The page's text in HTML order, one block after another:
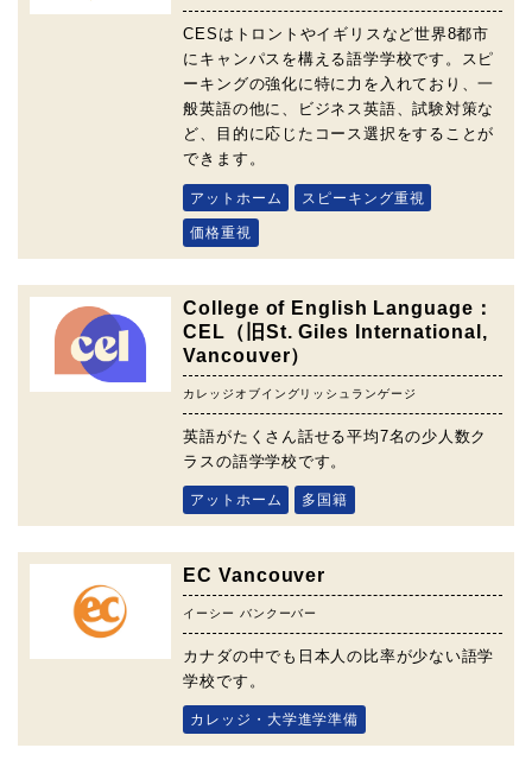
CESはトロントやイギリスなど世界8都市
にキャンパスを構える語学学校です。スピ
ーキングの強化に特に力を入れており、一
般英語の他に、ビジネス英語、試験対策な
ど、目的に応じたコース選択をすることが
できます。
アットホーム スピーキング重視
価格重視
College of English Language：
CEL（旧St. Giles International,
Vancouver）
カレッジオブイングリッシュランゲージ
英語がたくさん話せる平均7名の少人数ク
ラスの語学学校です。
アットホーム 多国籍
EC Vancouver
イーシー バンクーバー
カナダの中でも日本人の比率が少ない語学
学校です。
カレッジ・大学進学準備